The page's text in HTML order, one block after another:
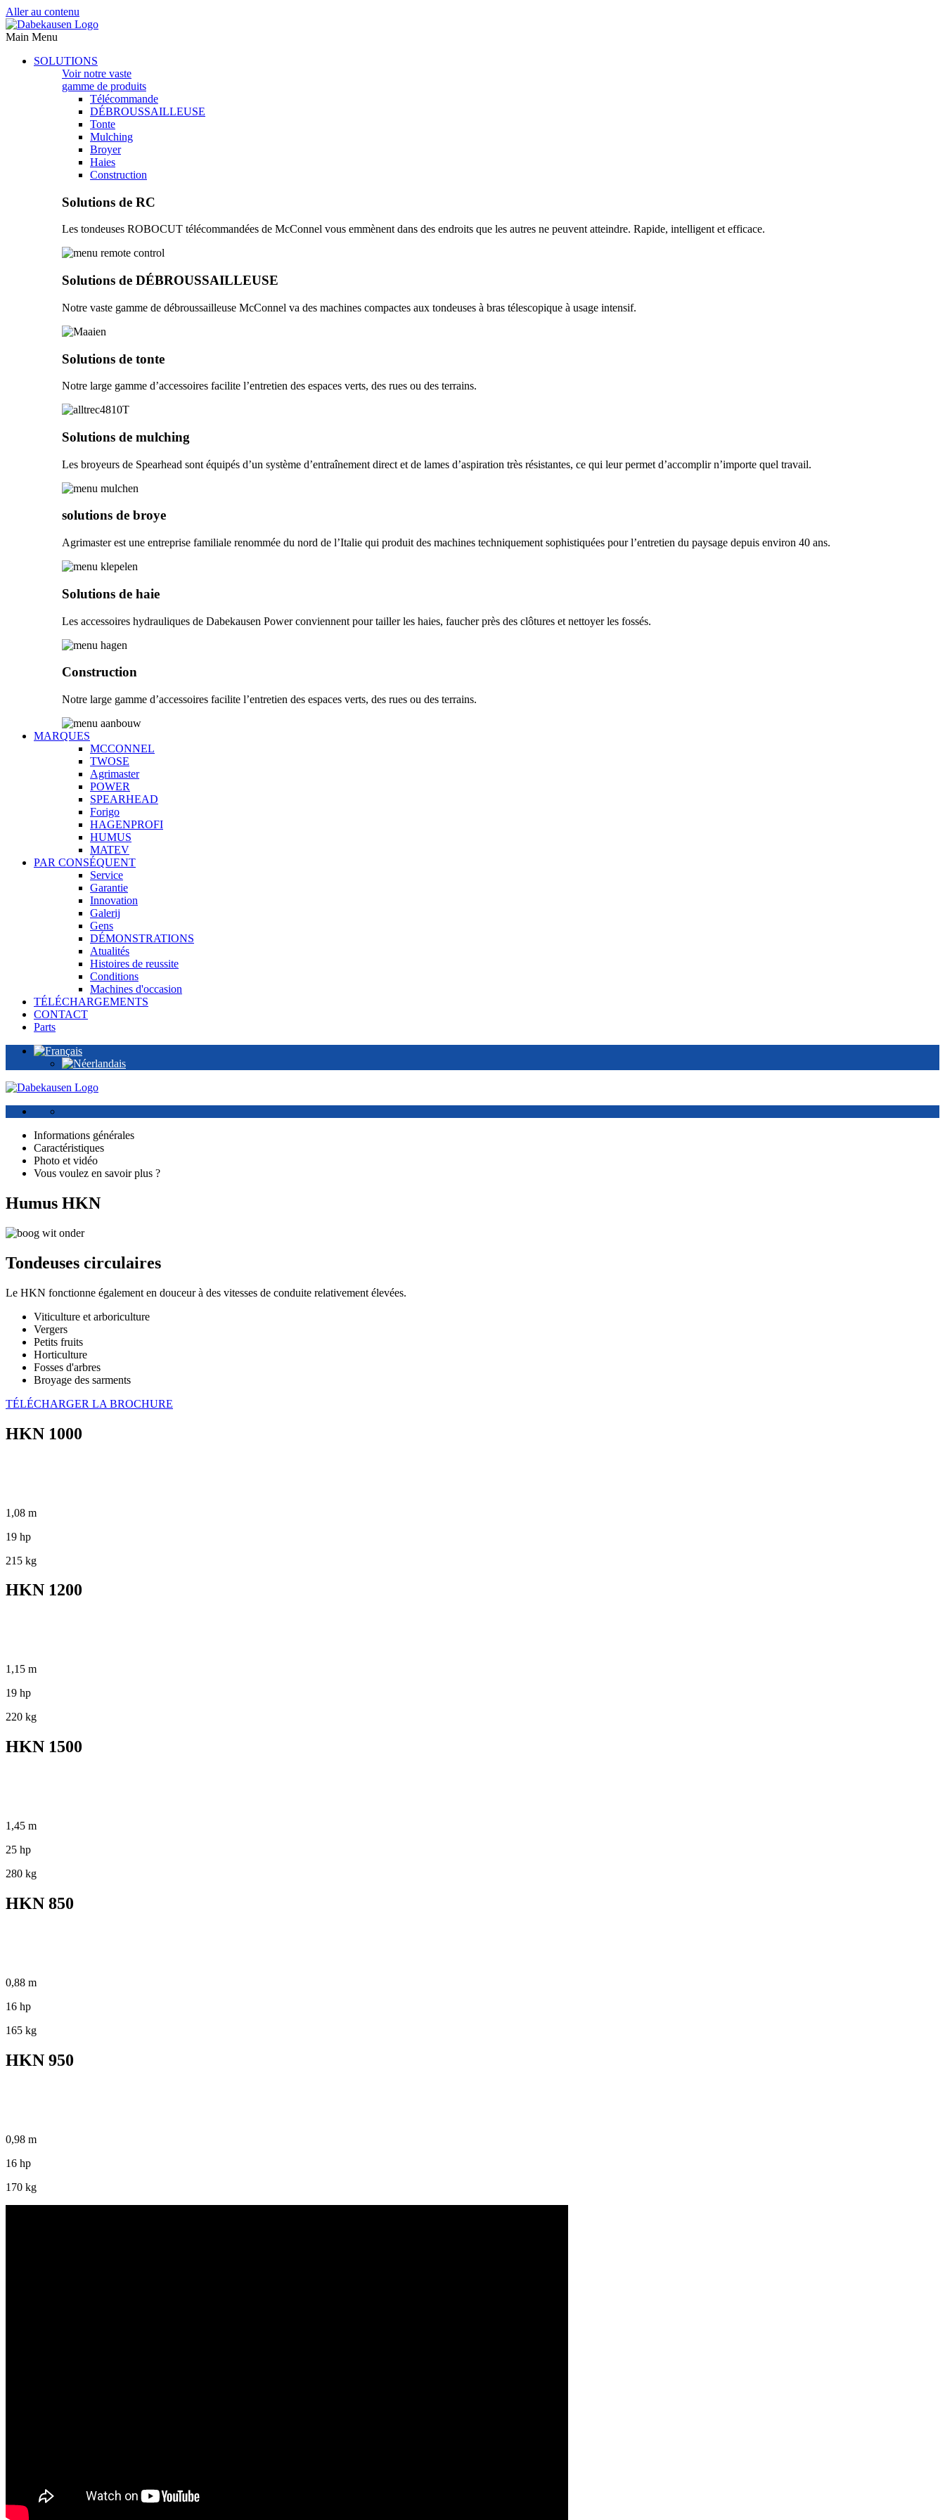
Aller au contenu
Main Menu
SOLUTIONS
Voir notre vaste
gamme de produits
Télécommande
DÉBROUSSAILLEUSE
Tonte
Mulching
Broyer
Haies
Construction
Solutions de RC
Les tondeuses ROBOCUT télécommandées de McConnel vous emmènent dans des endroits que les autres ne peuvent atteindre. Rapide, intelligent et efficace.
Solutions de DÉBROUSSAILLEUSE
Notre vaste gamme de débroussailleuse McConnel va des machines compactes aux tondeuses à bras télescopique à usage intensif.
Solutions de tonte
Notre large gamme d’accessoires facilite l’entretien des espaces verts, des rues ou des terrains.
Solutions de mulching
Les broyeurs de Spearhead sont équipés d’un système d’entraînement direct et de lames d’aspiration très résistantes, ce qui leur permet d’accomplir n’importe quel travail.
solutions de broye
Agrimaster est une entreprise familiale renommée du nord de l’Italie qui produit des machines techniquement sophistiquées pour l’entretien du paysage depuis environ 40 ans.
Solutions de haie
Les accessoires hydrauliques de Dabekausen Power conviennent pour tailler les haies, faucher près des clôtures et nettoyer les fossés.
Construction
Notre large gamme d’accessoires facilite l’entretien des espaces verts, des rues ou des terrains.
MARQUES
MCCONNEL
TWOSE
Agrimaster
POWER
SPEARHEAD
Forigo
HAGENPROFI
HUMUS
MATEV
PAR CONSÉQUENT
Service
Garantie
Innovation
Galerij
Gens
DÉMONSTRATIONS
Atualités
Histoires de reussite
Conditions
Machines d'occasion
TÉLÉCHARGEMENTS
CONTACT
Parts
Informations générales
Caractéristiques
Photo et vidéo
Vous voulez en savoir plus ?
Humus HKN
Tondeuses circulaires
Le HKN fonctionne également en douceur à des vitesses de conduite relativement élevées.
Viticulture et arboriculture
Vergers
Petits fruits
Horticulture
Fosses d'arbres
Broyage des sarments
TÉLÉCHARGER LA BROCHURE
HKN 1000
1,08 m
19 hp
215 kg
HKN 1200
1,15 m
19 hp
220 kg
HKN 1500
1,45 m
25 hp
280 kg
HKN 850
0,88 m
16 hp
165 kg
HKN 950
0,98 m
16 hp
170 kg